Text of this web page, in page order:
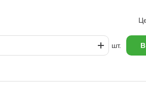
шт.